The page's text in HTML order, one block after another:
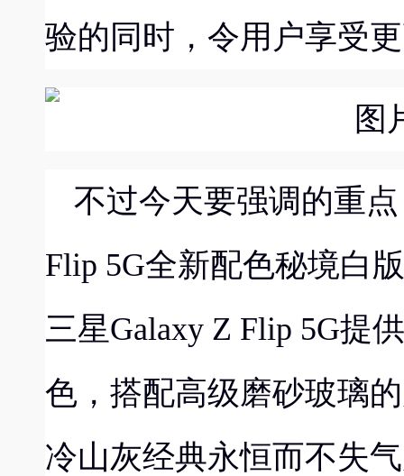
验的同时，令用户享受
不过今天要强调的重
Flip 5G全新配色秘境白
三星Galaxy Z Flip 5G提供
色 ，搭配高级磨砂玻璃
冷山灰经典永恒而不失